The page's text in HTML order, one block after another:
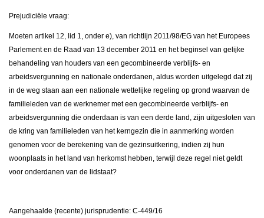
Prejudiciële vraag:
Moeten artikel 12, lid 1, onder e), van richtlijn 2011/98/EG van het Europees
Parlement en de Raad van 13 december 2011 en het beginsel van gelijke
behandeling van houders van een gecombineerde verblijfs- en
arbeidsvergunning en nationale onderdanen, aldus worden uitgelegd dat zij
in de weg staan aan een nationale wettelijke regeling op grond waarvan de
familieleden van de werknemer met een gecombineerde verblijfs- en
arbeidsvergunning die onderdaan is van een derde land, zijn uitgesloten van
de kring van familieleden van het kerngezin die in aanmerking worden
genomen voor de berekening van de gezinsuitkering, indien zij hun
woonplaats in het land van herkomst hebben, terwijl deze regel niet geldt
voor onderdanen van de lidstaat?
Aangehaalde (recente) jurisprudentie: C-449/16